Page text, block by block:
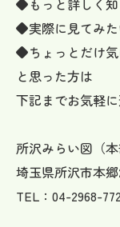
◆もっと詳しく知
◆実際に見てみた
◆ちょっとだけ
と思った方は
下記までお気軽
所沢みらい図（本
埼玉県所沢市本郷
TEL：04-2968-